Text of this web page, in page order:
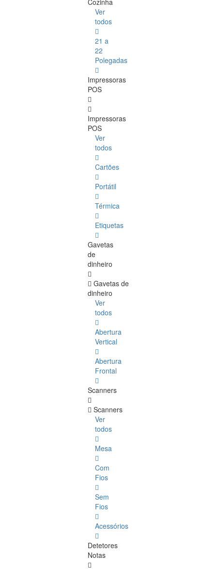
Cozinha
Ver
todos
21 a
22
Polegadas
Impressoras
POS
Impressoras
POS
Ver
todos
Cartões
Portátil
Térmica
Etiquetas
Gavetas
de
dinheiro
Gavetas de
dinheiro
Ver
todos
Abertura
Vertical
Abertura
Frontal
Scanners
Scanners
Ver
todos
Mesa
Com
Fios
Sem
Fios
Acessórios
Detetores
Notas